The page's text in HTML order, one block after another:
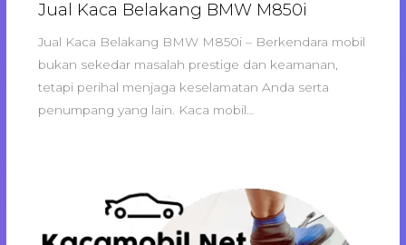
Jual Kaca Belakang BMW M850i
Jual Kaca Belakang BMW M850i – Berkendara mobil
bukan sekedar masalah prestige dan keamanan,
tetapi perihal menjaga keselamatan Anda serta
penumpang yang lain. Kaca mobil…